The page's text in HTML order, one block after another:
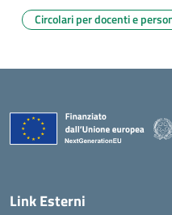
Circolari per docenti e
Link Esterni